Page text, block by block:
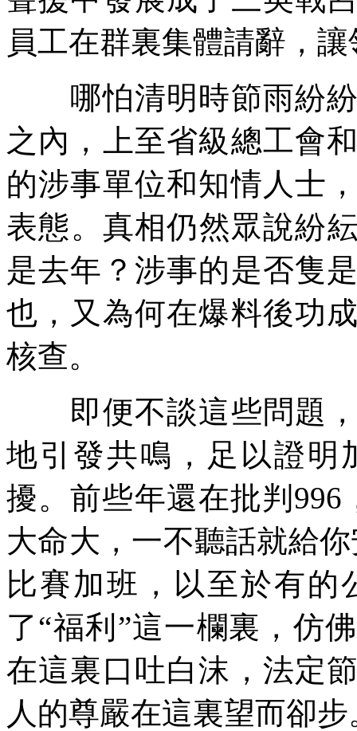
員工在群裏集體請辭，
哪怕清明時節雨紛紛
之內，上至省級總工會
的涉事單位和知情人士
表態。真相仍然眾說紛
是去年？涉事的是否隻
也，又為何在爆料後功
核查。
即便不談這些問題，
地引發共鳴，足以證明
擾。前些年還在批判
大命大，一不聽話就給
比賽加班，以至於有
了“福利”這一欄裏，仿
在這裏口吐白沫，法定
人的尊嚴在這裏望而卻步